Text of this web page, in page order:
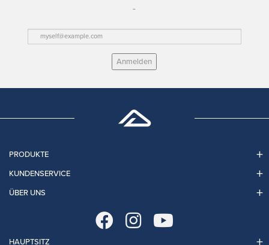
Anmelden
PRODUKTE
KUNDENSERVICE
ÜBER UNS
HAUPTSITZ